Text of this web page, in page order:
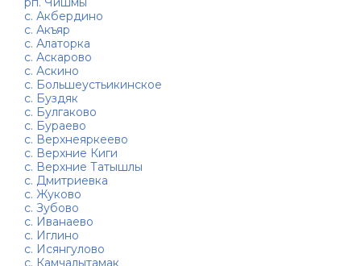
с. Акбердино
с. Акъяр
с. Алаторка
с. Аскарово
с. Аскино
с. Большеустьикинское
с. Буздяк
с. Булгаково
с. Бураево
с. Верхнеяркеево
с. Верхние Киги
с. Верхние Татышлы
с. Дмитриевка
с. Жуково
с. Зубово
с. Иванаево
с. Иглино
с. Исянгулово
с. Камчалытамак